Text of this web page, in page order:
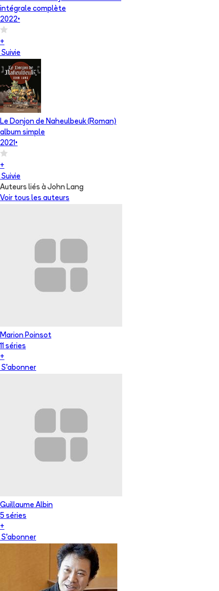
intégrale complète
2022•
+
Suivie
Le Donjon de Naheulbeuk (Roman)
album simple
2021•
+
Suivie
Auteurs liés à John Lang
Voir tous les auteurs
Marion Poinsot
11 séries
+
S'abonner
Guillaume Albin
5 séries
+
S'abonner